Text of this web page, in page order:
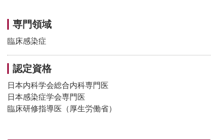
専門領域
臨床感染症
認定資格
日本内科学会総合内科専門医
日本感染症学会専門医
臨床研修指導医（厚生労働省）